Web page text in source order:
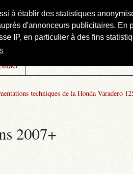
à établir des statistiques
d'annonceurs publicitaires. En
IP, en particulier à des fins
techniques de la Honda Varadero
2007+